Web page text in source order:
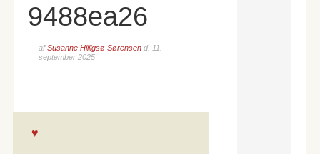
9488ea26
afSusanne Hilligsø Sørensen d. 11.
september 2025